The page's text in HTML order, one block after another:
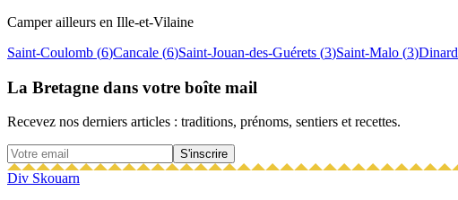
Camper ailleurs en Ille-et-Vilaine
Saint-Coulomb (6)Cancale (6)Saint-Jouan-des-Guérets (3)Saint-Malo (3)Dinard
La Bretagne dans votre boîte mail
Recevez nos derniers articles : traditions, prénoms, sentiers et recettes.
S'inscrire
Div Skouarn